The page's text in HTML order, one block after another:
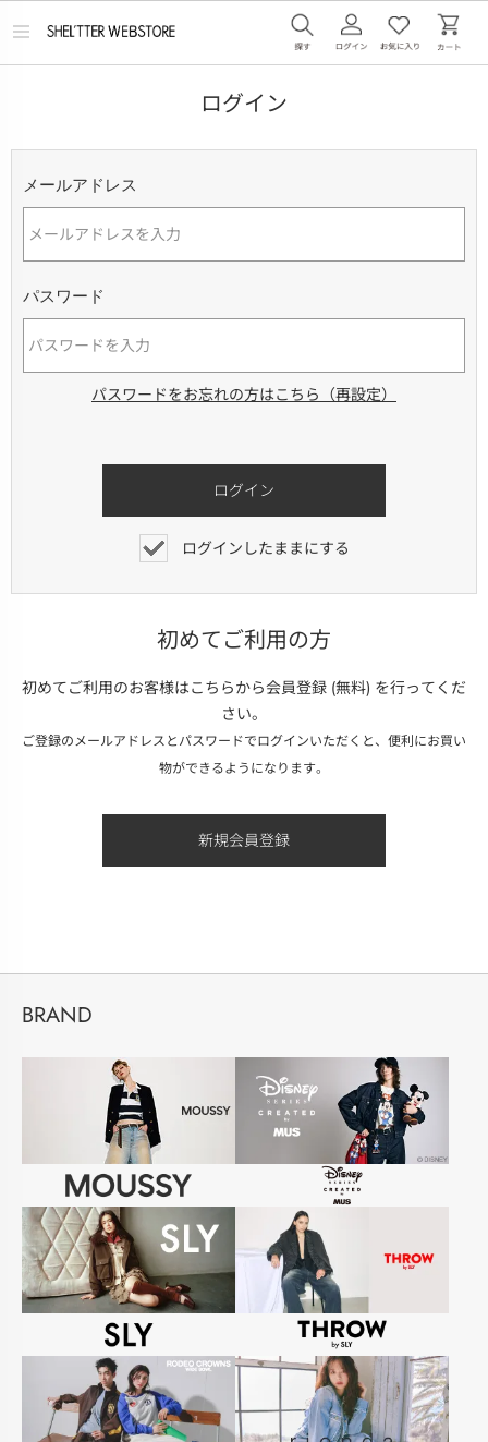
メ
ログイン
メールアドレス
パスワード
パスワードをお忘れの方はこちら（再設定）
ログインしたままにする
初めてご利用の方
初めてご利用のお客様はこちらから会員登録 (無料) を行ってくだ
さい。
ご登録のメールアドレスとパスワードでログインいただくと、便利にお買い
物ができるようになります。
BRAND